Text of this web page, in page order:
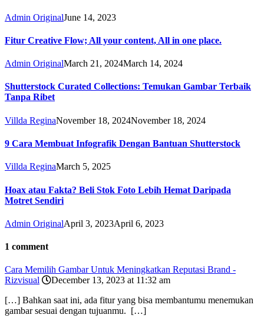
Admin OriginalJune 14, 2023
Fitur Creative Flow; All your content, All in one place.
Admin OriginalMarch 21, 2024March 14, 2024
Shutterstock Curated Collections: Temukan Gambar Terbaik
Tanpa Ribet
Villda ReginaNovember 18, 2024November 18, 2024
9 Cara Membuat Infografik Dengan Bantuan Shutterstock
Villda ReginaMarch 5, 2025
Hoax atau Fakta? Beli Stok Foto Lebih Hemat Daripada
Motret Sendiri
Admin OriginalApril 3, 2023April 6, 2023
1 comment
Cara Memilih Gambar Untuk Meningkatkan Reputasi Brand -
Rizvisual
December 13, 2023 at 11:32 am
[…] Bahkan saat ini, ada fitur yang bisa membantumu menemukan
gambar sesuai dengan tujuanmu. […]